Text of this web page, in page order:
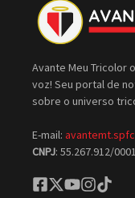
Avante Meu Tricolor
voz! Seu portal de
sobre o universo
E-mail:
CNPJ: 55.267.912/